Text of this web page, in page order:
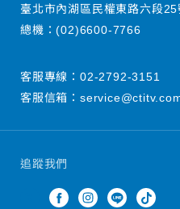
追蹤我們
臺北市內湖區民權東路六段25
總機：(02)6600-7766
客服專線： 02-2792-3151
客服信箱：